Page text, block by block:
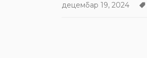
децембар 19, 2024